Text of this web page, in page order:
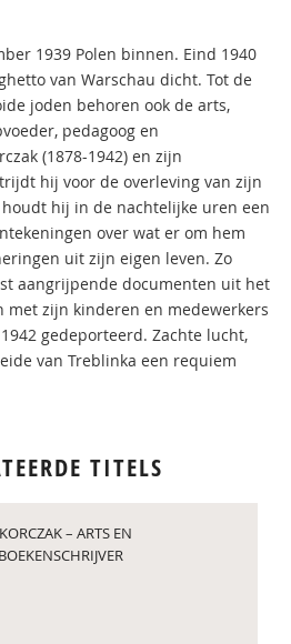
1939 Polen binnen. Eind 1940
van Warschau dicht. Tot de
joden behoren ook de arts,
pedagoog en
(1878-1942) en zijn
hij voor de overleving van zijn
hij in de nachtelijke uren een
over wat er om hem
uit zijn eigen leven. Zo
aangrijpende documenten uit het
met zijn kinderen en medewerkers
gedeporteerd. Zachte lucht,
van Treblinka een requiem
TITELS
– ARTS EN